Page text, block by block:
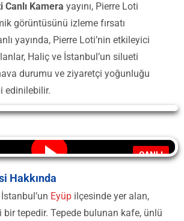
Kamera yayını, Pierre Loti
görüntüsünü izleme fırsatı
yayında, Pierre Loti’nin etkileyici
Haliç ve İstanbul’un silueti
durumu ve ziyaretçi yoğunluğu
edinilebilir.
CANLI
Hakkında
İstanbul’un Eyüp ilçesinde yer alan,
bir tepedir. Tepede bulunan kafe, ünlü